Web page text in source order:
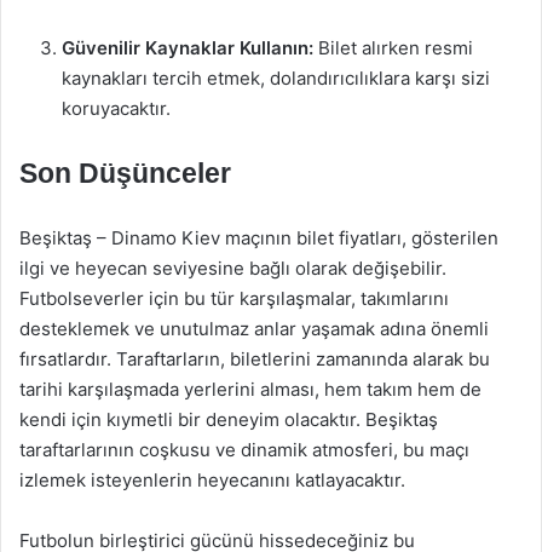
Güvenilir Kaynaklar Kullanın: Bilet alırken resmi
kaynakları tercih etmek, dolandırıcılıklara karşı sizi
koruyacaktır.
Son Düşünceler
Beşiktaş – Dinamo Kiev maçının bilet fiyatları, gösterilen
ilgi ve heyecan seviyesine bağlı olarak değişebilir.
Futbolseverler için bu tür karşılaşmalar, takımlarını
desteklemek ve unutulmaz anlar yaşamak adına önemli
fırsatlardır. Taraftarların, biletlerini zamanında alarak bu
tarihi karşılaşmada yerlerini alması, hem takım hem de
kendi için kıymetli bir deneyim olacaktır. Beşiktaş
taraftarlarının coşkusu ve dinamik atmosferi, bu maçı
izlemek isteyenlerin heyecanını katlayacaktır.
Futbolun birleştirici gücünü hissedeceğiniz bu